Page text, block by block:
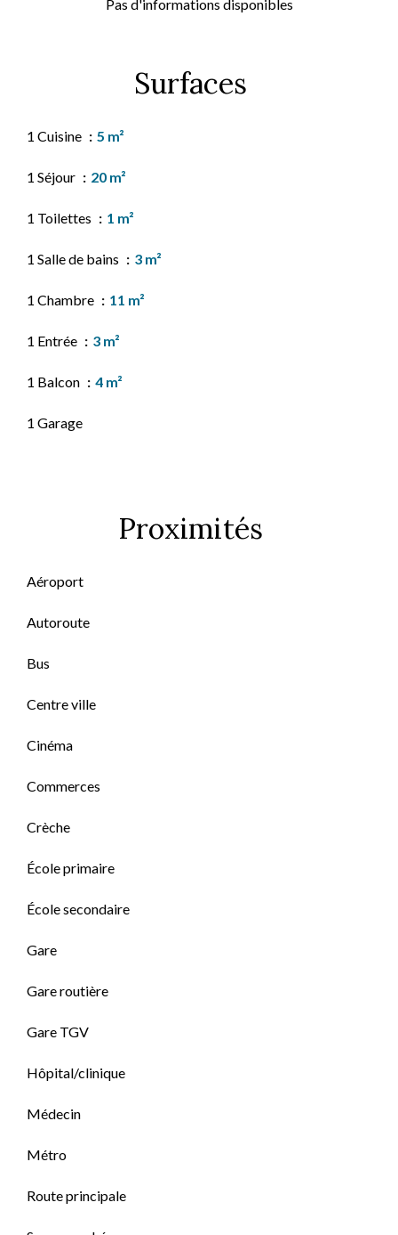
Pas d'informations disponibles
Surfaces
1 Cuisine 5 m²
1 Séjour 20 m²
1 Toilettes 1 m²
1 Salle de bains 3 m²
1 Chambre 11 m²
1 Entrée 3 m²
1 Balcon 4 m²
1 Garage
Proximités
Aéroport
Autoroute
Bus
Centre ville
Cinéma
Commerces
Crèche
École primaire
École secondaire
Gare
Gare routière
Gare TGV
Hôpital/clinique
Médecin
Métro
Route principale